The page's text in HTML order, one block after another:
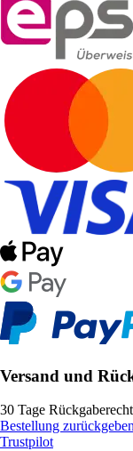
Versand und
30 Tage Rückgaberecht
Bestellung zurückgeben
Trustpilot